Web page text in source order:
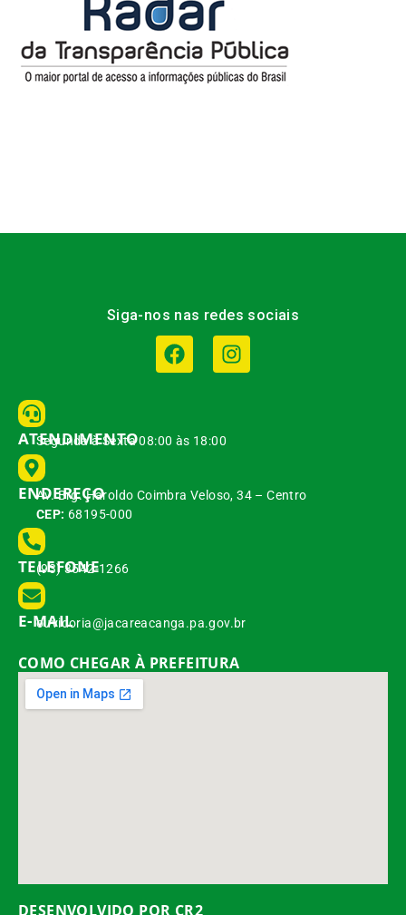
Siga-nos nas redes sociais
ATENDIMENTO
Segunda à Sexta 08:00 às 18:00
ENDEREÇO
Av. Brg. Haroldo Coimbra Veloso, 34 – Centro
CEP: 68195-000
TELEFONE
(93) 3542-1266
E-MAIL
ouvidoria@jacareacanga.pa.gov.br
COMO CHEGAR À PREFEITURA
DESENVOLVIDO POR CR2